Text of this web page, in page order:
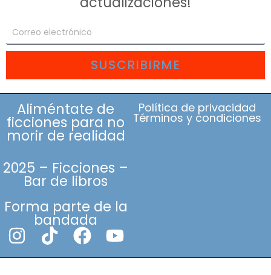
SUSCRIBIRME
Aliméntate de
ficciones para no
morir de realidad
2025 – Ficciones –
Bar de libros
Forma parte de la
bandada
Política de privacidad
Términos y condiciones